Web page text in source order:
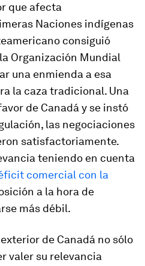
que afecta
Naciones indígenas
consiguió
Organización Mundial
una enmienda a esa
la caza tradicional. Una
de Canadá y se instó
las negociaciones
satisfactoriamente.
teniendo en cuenta
comercial con la
a la hora de
más débil.
de Canadá no sólo
valer su relevancia